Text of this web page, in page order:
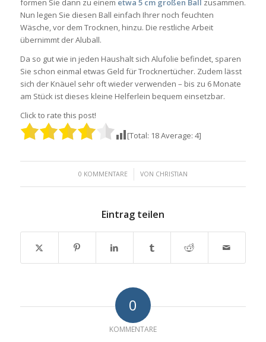
formen Sie dann zu einem etwa 5 cm großen Ball zusammen.
Nun legen Sie diesen Ball einfach Ihrer noch feuchten
Wäsche, vor dem Trocknen, hinzu. Die restliche Arbeit
übernimmt der Aluball.
Da so gut wie in jeden Haushalt sich Alufolie befindet, sparen
Sie schon einmal etwas Geld für Trocknertücher. Zudem lässt
sich der Knäuel sehr oft wieder verwenden – bis zu 6 Monate
am Stück ist dieses kleine Helferlein bequem einsetzbar.
Click to rate this post!
[Total: 18Average: 4]
0 KOMMENTARE
/ VON CHRISTIAN
Eintrag teilen
0
KOMMENTARE